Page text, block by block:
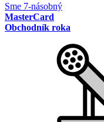
Sme 7-násobný
MasterCard
Obchodník roka